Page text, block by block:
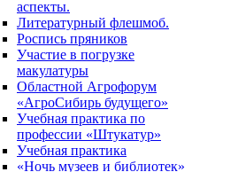
аспекты.
Литературный флешмоб.
Роспись пряников
Участие в погрузке
макулатуры
Областной Агрофорум
«АгроСибирь будущего»
Учебная практика по
профессии «Штукатур»
Учебная практика
«Ночь музеев и библиотек»